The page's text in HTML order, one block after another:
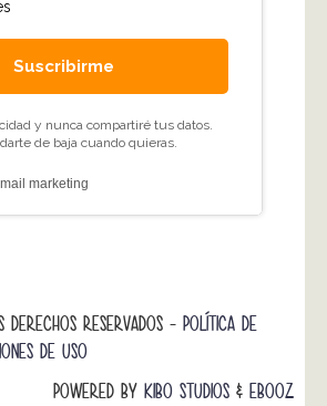
RESERVADOS - POLÍTICA DE
DE USO
POWERED BY KIBO STUDIOS & EBOOZ